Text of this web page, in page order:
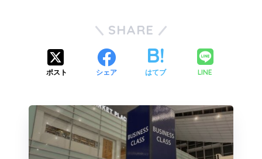
SHARE
ポスト シェア はてブ LINE